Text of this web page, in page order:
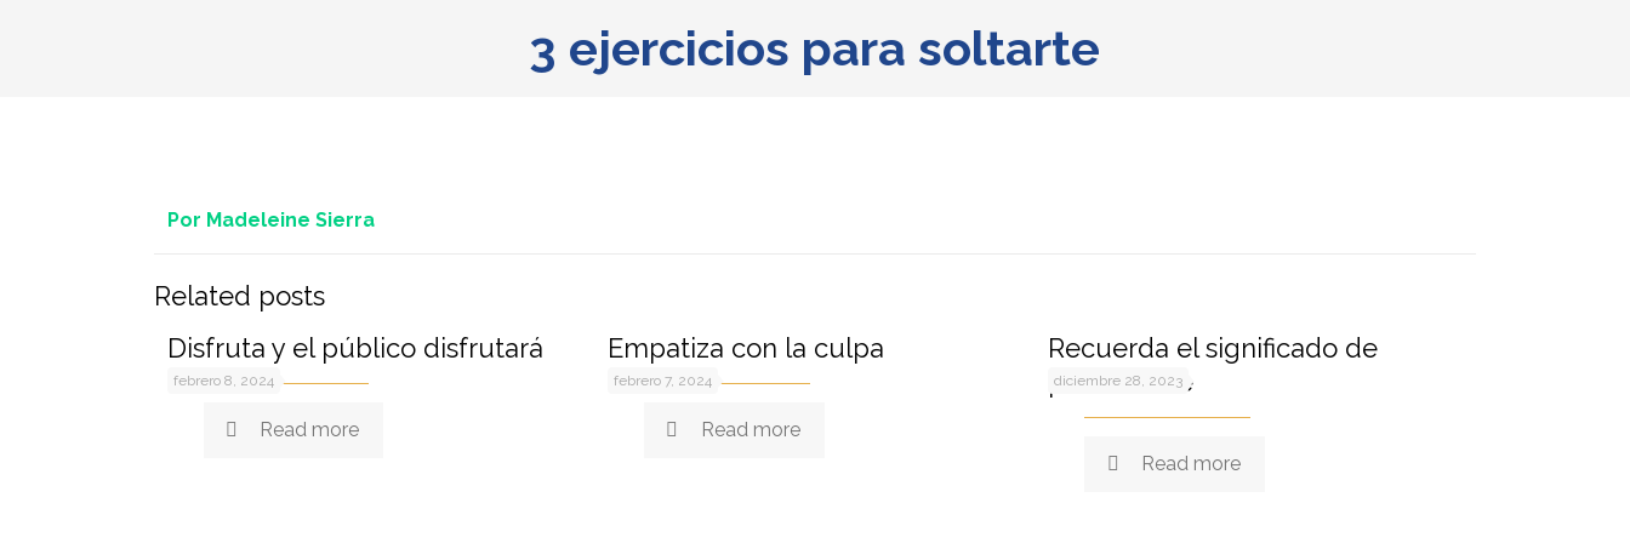
3 ejercicios para soltarte
Por Madeleine Sierra
Related posts
febrero 8, 2024
Disfruta y el público disfrutará
Read more
febrero 7, 2024
Empatiza con la culpa
Read more
diciembre 28, 2023
Recuerda el significado de
presentarte
Read more